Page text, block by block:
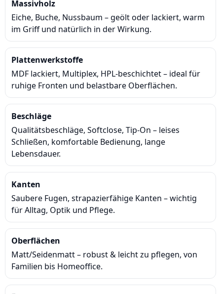
Massivholz
Eiche, Buche, Nussbaum – geölt oder lackiert, warm
im Griff und natürlich in der Wirkung.
Plattenwerkstoffe
MDF lackiert, Multiplex, HPL-beschichtet – ideal für
ruhige Fronten und belastbare Oberflächen.
Beschläge
Qualitätsbeschläge, Softclose, Tip-On – leises
Schließen, komfortable Bedienung, lange
Lebensdauer.
Kanten
Saubere Fugen, strapazierfähige Kanten – wichtig
für Alltag, Optik und Pflege.
Oberflächen
Matt/Seidenmatt – robust & leicht zu pflegen, von
Familien bis Homeoffice.